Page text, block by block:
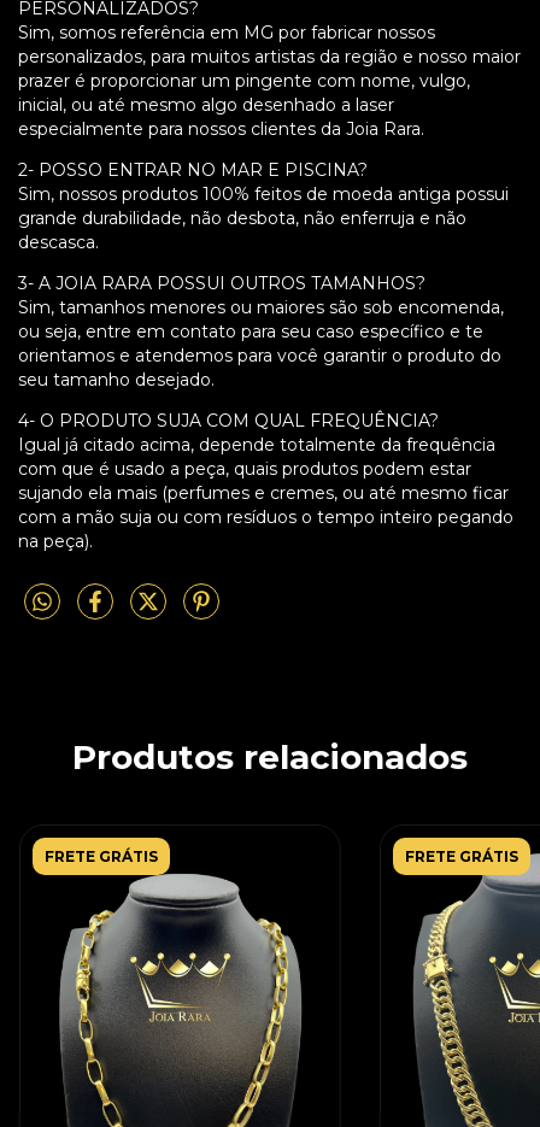
PERSONALIZADOS?
Sim, somos referência em MG por fabricar nossos
personalizados, para muitos artistas da região e nosso maior
prazer é proporcionar um pingente com nome, vulgo,
inicial, ou até mesmo algo desenhado a laser
especialmente para nossos clientes da Joia Rara.
2- POSSO ENTRAR NO MAR E PISCINA?
Sim, nossos produtos 100% feitos de moeda antiga possui
grande durabilidade, não desbota, não enferruja e não
descasca.
3- A JOIA RARA POSSUI OUTROS TAMANHOS?
Sim, tamanhos menores ou maiores são sob encomenda,
ou seja, entre em contato para seu caso específico e te
orientamos e atendemos para você garantir o produto do
seu tamanho desejado.
4- O PRODUTO SUJA COM QUAL FREQUÊNCIA?
Igual já citado acima, depende totalmente da frequência
com que é usado a peça, quais produtos podem estar
sujando ela mais (perfumes e cremes, ou até mesmo ficar
com a mão suja ou com resíduos o tempo inteiro pegando
na peça).
Produtos relacionados
FRETE GRÁTIS FRETE GRÁTIS